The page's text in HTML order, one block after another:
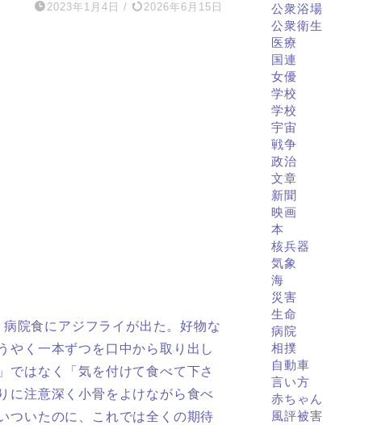
2023年1月4日 / 2026年6月15日
院食にアジフライが出た。好物な
やく一本ずつを口中から取り出し
ではなく「気を付けて食べて下さ
に注意深く小骨をよけながら食べ
ついたのに、これでは全くの期待
公衆浴場
公衆衛生
医療
国連
女優
学校
学校
宇宙
戦争
政治
文章
新聞
映画
本
核兵器
気象
海
災害
生命
病院
相撲
自動車
言い方
赤ちゃん
風評被害